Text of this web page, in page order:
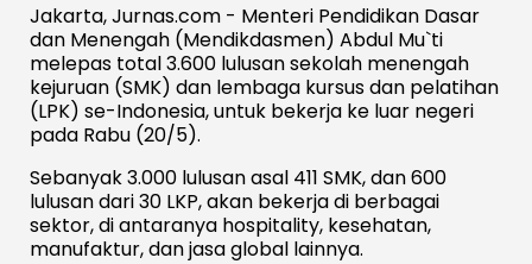
Jakarta, Jurnas.com - Menteri Pendidikan Dasar
dan Menengah (Mendikdasmen) Abdul Mu`ti
melepas total 3.600 lulusan sekolah menengah
kejuruan (SMK) dan lembaga kursus dan pelatihan
(LPK) se-Indonesia, untuk bekerja ke luar negeri
pada Rabu (20/5).
Sebanyak 3.000 lulusan asal 411 SMK, dan 600
lulusan dari 30 LKP, akan bekerja di berbagai
sektor, di antaranya hospitality, kesehatan,
manufaktur, dan jasa global lainnya.